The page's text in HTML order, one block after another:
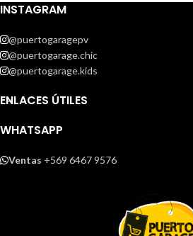
INSTAGRAM
@puertogaragepv
@puertogarage.chic
@puertogarage.kids
ENLACES ÚTILES
WHATSAPP
Ventas +569 6467 9576